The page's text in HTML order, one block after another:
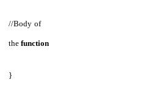
//Body of
the function
}